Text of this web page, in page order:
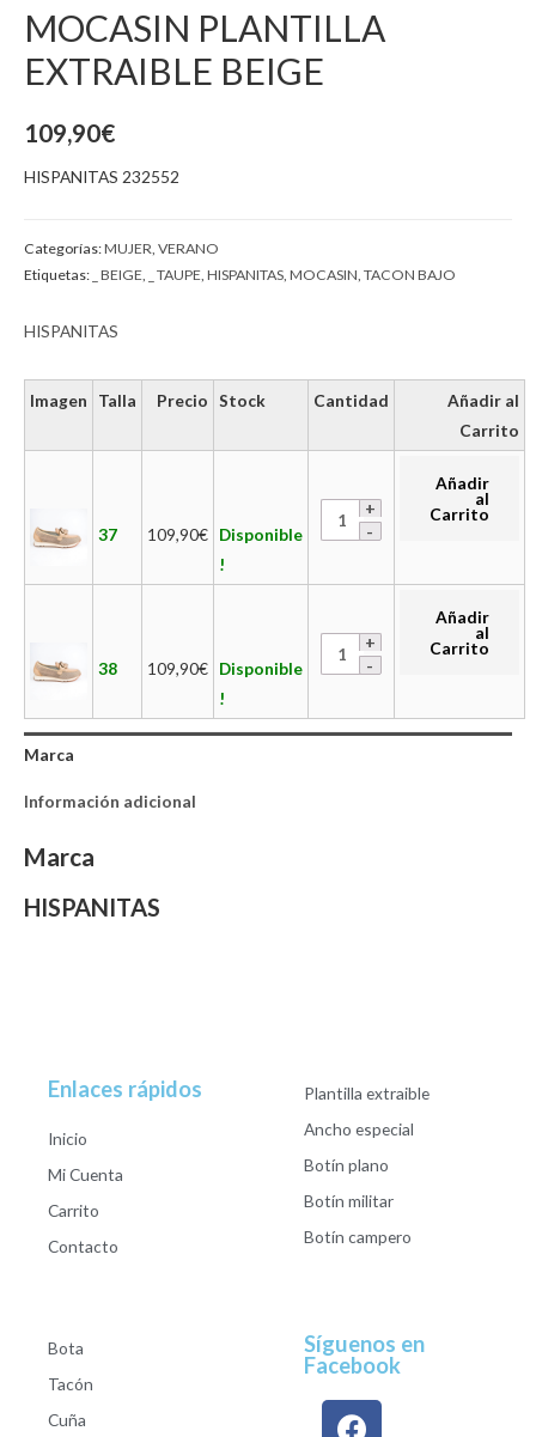
MOCASIN PLANTILLA
EXTRAIBLE BEIGE
109,90€
HISPANITAS 232552
Categorías:MUJER VERANO
Etiquetas: _ BEIGE _ TAUPE HISPANITAS MOCASIN TACON BAJO
HISPANITAS
Imagen Talla Precio Stock Cantidad
Añadir al
Carrito
37 109,90€ Disponible
!
Añadir
al
Carrito
38 109,90€ Disponible
!
Añadir
al
Carrito
Marca
Información adicional
Marca
HISPANITAS
Enlaces rápidos
Inicio
Mi Cuenta
Carrito
Contacto
Plantilla extraible
Ancho especial
Botín plano
Botín militar
Botín campero
Bota
Tacón
Cuña
Síguenos en
Facebook